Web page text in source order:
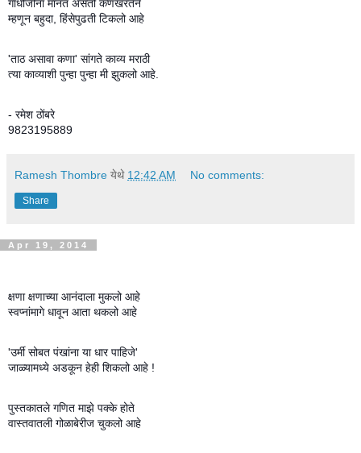
गांधीजींना मानत असतो कणखरतेने
म्हणून बहुदा, हिंसेपुढती टिकलो आहे
'ताठ असावा कणा' सांगते काव्य मराठी
त्या काव्याशी पुन्हा पुन्हा मी झुकलो आहे.
- रमेश ठोंबरे
9823195889
Ramesh Thombre येथे 12:42 AM No comments:
Share
Apr 19, 2014
क्षणा क्षणाच्या आनंदाला मुकलो आहे
स्वप्नांमागे धावून आता थकलो आहे
'उर्मी सोबत पंखांना या धार पाहिजे'
जाळ्यामध्ये अडकून हेही शिकलो आहे !
पुस्तकातले गणित माझे पक्के होते
वास्तवातली गोळाबेरीज चुकलो आहे